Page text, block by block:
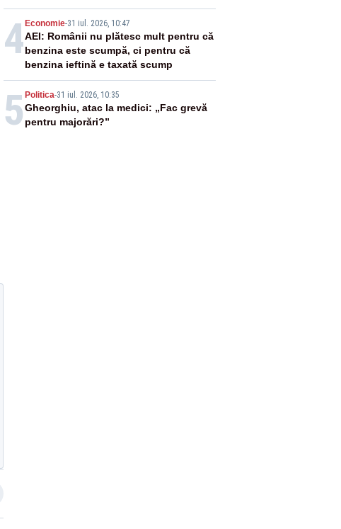
lucrurile bune”
4 Economie-31 iul. 2026, 10:47
AEI: Românii nu plătesc mult pentru că
benzina este scumpă, ci pentru că
benzina ieftină e taxată scump
5 Politica-31 iul. 2026, 10:35
Gheorghiu, atac la medici: „Fac grevă
pentru majorări?”